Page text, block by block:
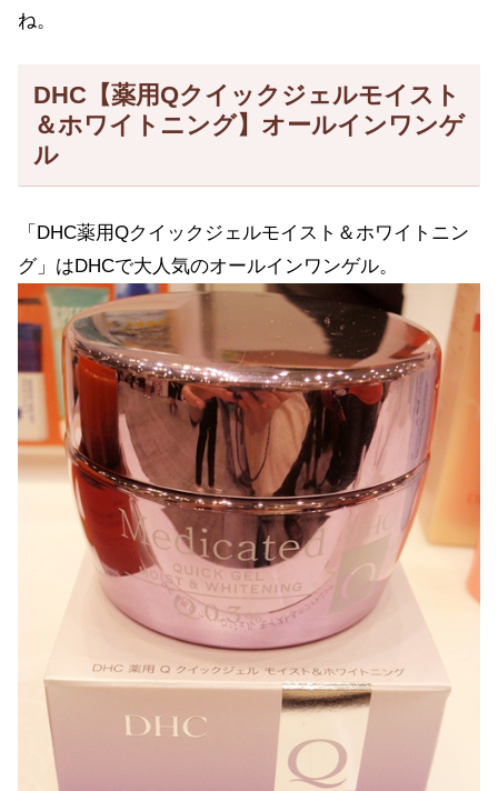
ね。
DHC【薬用Qクイックジェルモイスト
＆ホワイトニング】オールインワンゲ
ル
「DHC薬用Qクイックジェルモイスト＆ホワイトニン
グ」はDHCで大人気のオールインワンゲル。